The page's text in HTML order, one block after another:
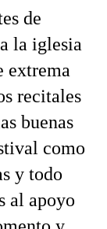
de
la iglesia
extrema
recitales
buenas
como
y todo
al apoyo